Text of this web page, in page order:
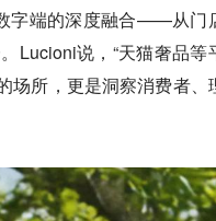
字端的深度融合——从门
Lucioni说，“天猫奢品等
所，更是洞察消费者、